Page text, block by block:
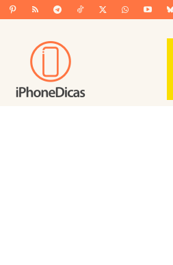
iPhoneDicas